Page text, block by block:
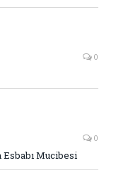
0
0
Esbabı Mucibesi